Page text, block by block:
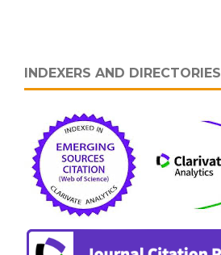
INDEXERS AND DIRECTORIES